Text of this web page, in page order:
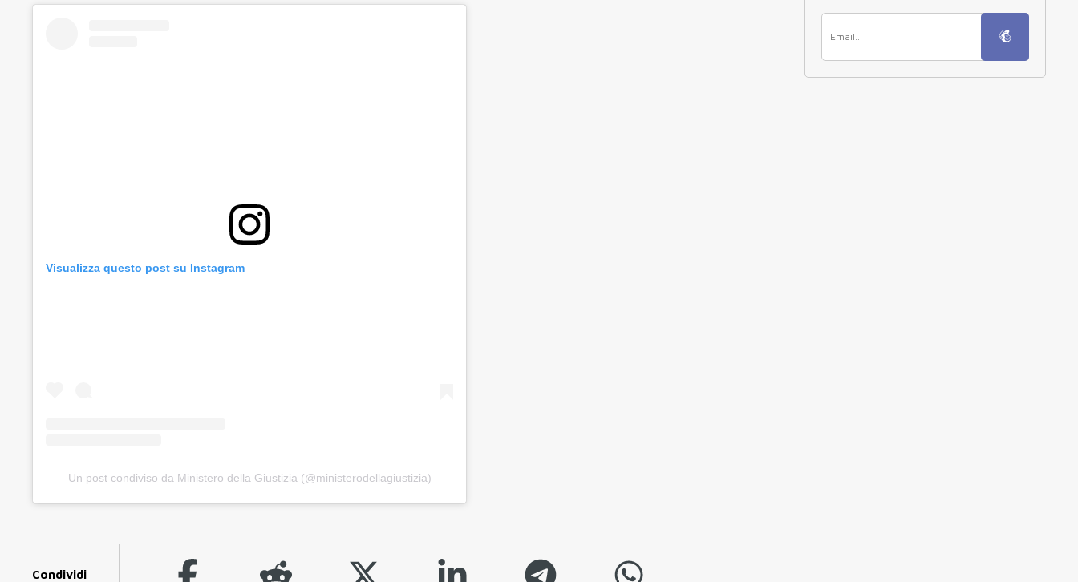
Visualizza questo post su Instagram
Un post condiviso da Ministero della Giustizia (@ministerodellagiustizia)
Condividi